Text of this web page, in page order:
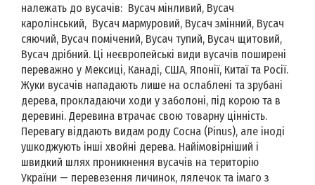
належать до вусачів: Вусач мінливий, Вусач
каролінський, Вусач мармуровий, Вусач змінний, Вусач
сяючий, Вусач помічений, Вусач тупий, Вусач щитовий,
Вусач дрібний. Ці неєвропейські види вусачів поширені
переважно у Мексиці, Канаді, США, Японії, Китаї та Росії.
Жуки вусачів нападають лише на ослаблені та зрубані
дерева, прокладаючи ходи у заболоні, під корою та в
деревині. Деревина втрачає свою товарну цінність.
Перевагу віддають видам роду Сосна (Pinus), але іноді
ушкоджують інші хвойні дерева. Найімовірніший і
швидкий шлях проникнення вусачів на територію
України — перевезення личинок, лялечок та імаго з